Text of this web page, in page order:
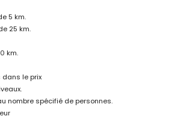
: Alicante (à moins de 100 kilomètres de la
plus proche : Valence (> 100 kilomètres)
adapté aux familles avec enfants
inclus dans le prix de location de la villa
5 km.
25 km.
km.
dans le prix
nombre spécifié de personnes.